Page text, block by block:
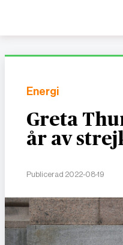
Energi
Greta
år av
Publicerad 2022-08-19